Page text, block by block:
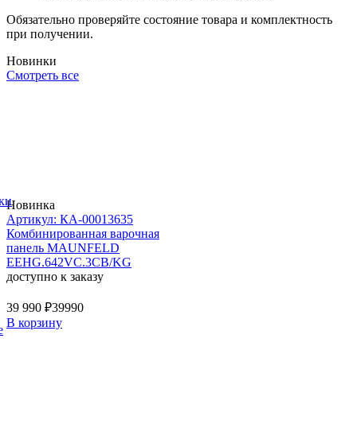
Обязательно проверяйте состояние товара и комплектность
при получении.
Новинки
Смотреть все
Новинка
Артикул: КА-00013635
Комбинированная варочная
панель MAUNFELD
EEHG.642VC.3CB/KG
доступно к заказу
39 990 ₽39990
В корзину